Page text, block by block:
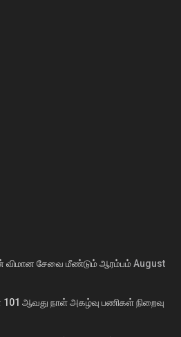
விமான சேவை மீண்டும் ஆரம்பம்August
101 ஆவது நாள் அகழ்வு பணிகள் நிறைவு